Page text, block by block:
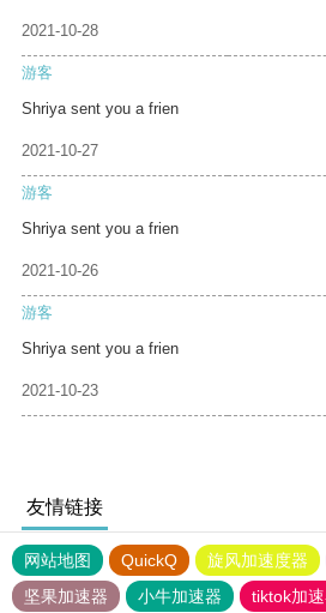
2021-10-28
游客
Shriya sent you a frien
2021-10-27
游客
Shriya sent you a frien
2021-10-26
游客
Shriya sent you a frien
2021-10-23
友情链接
网站地图 QuickQ 旋风加速度器
坚果加速器
小牛加速器 tiktok加